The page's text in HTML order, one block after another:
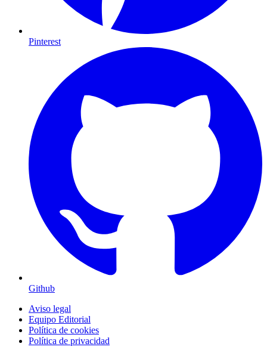
Pinterest
Github
Aviso legal
Equipo Editorial
Política de cookies
Política de privacidad